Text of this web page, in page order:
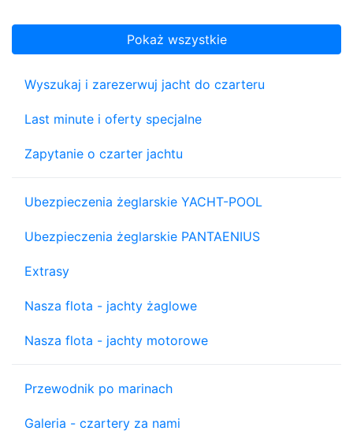
Pokaż wszystkie
Wyszukaj i zarezerwuj jacht do czarteru
Last minute i oferty specjalne
Zapytanie o czarter jachtu
Ubezpieczenia żeglarskie YACHT-POOL
Ubezpieczenia żeglarskie PANTAENIUS
Extrasy
Nasza flota - jachty żaglowe
Nasza flota - jachty motorowe
Przewodnik po marinach
Galeria - czartery za nami